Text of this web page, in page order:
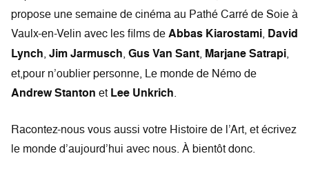
propose une semaine de cinéma au Pathé Carré de Soie à
Vaulx-en-Velin avec les films deAbbas Kiarostami, David
Lynch, Jim Jarmusch, Gus Van Sant, Marjane Satrapi,
et,pour n’oublier personne, Le monde de Némo de
Andrew Stanton et Lee Unkrich.
Racontez-nous vous aussi votre Histoire de l’Art, et écrivez
le monde d’aujourd’hui avec nous. À bientôt donc.